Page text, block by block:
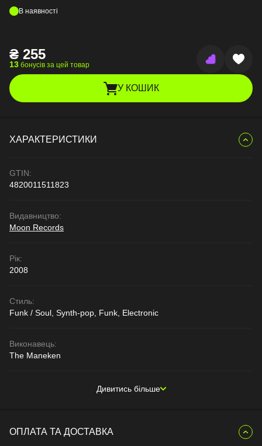
В наявності
₴ 255
13 бонусів за цей товар
У КОШИК
ХАРАКТЕРИСТИКИ
GTIN:
4820011511823
Видавництво:
Moon Records
Рік:
2008
Стиль:
Funk / Soul, Synth-pop, Funk, Electronic
Виконавець:
The Maneken
Дивитись більше
ОПЛАТА ТА ДОСТАВКА